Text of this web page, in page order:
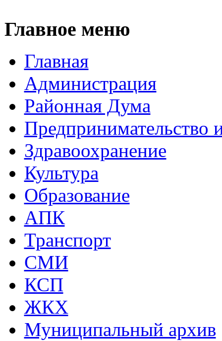
Главное меню
Главная
Администрация
Районная Дума
Предпринимательство
Здравоохранение
Культура
Образование
АПК
Транспорт
СМИ
КСП
ЖКХ
Муниципальный архив